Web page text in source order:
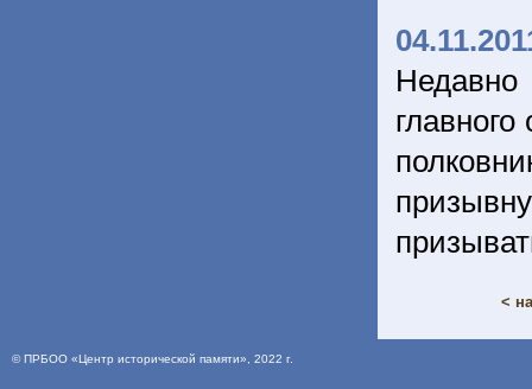
<
©ПРБОО «Центр исторической памяти» , 2022 г.